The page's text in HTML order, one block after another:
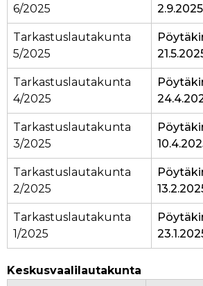
6/2025
2.9.2025
Tarkastuslautakunta
5/2025
Tarkastuslautakunta
4/2025
Tarkastuslautakunta
3/2025
Tarkastuslautakunta
2/2025
Tarkastuslautakunta
1/2025
Keskusvaalilautakunta